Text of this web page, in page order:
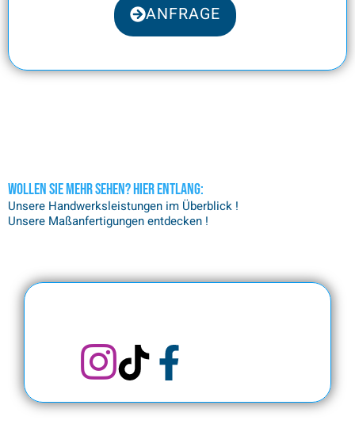
ANFRAGE
Wollen Sie mehr sehen? Hier entlang:
Unsere Handwerksleistungen im Überblick !
Unsere Maßanfertigungen entdecken !